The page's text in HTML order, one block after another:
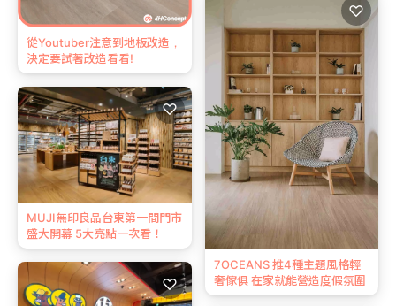
從Youtuber注意到地板改造，
決定要試著改造看看!
MUJI無印良品台東第一間門市
盛大開幕 5大亮點一次看！
♡
7OCEANS 推4種主題風格輕
奢傢俱 在家就能營造度假氛圍
♡
♡